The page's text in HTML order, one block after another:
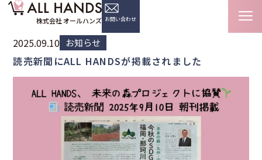
株式会社 オールハンズ お問い合わせ
新着情報
HOME 新着情報
2025.09.10 お知らせ
読売新聞にALL HANDSが掲載されました